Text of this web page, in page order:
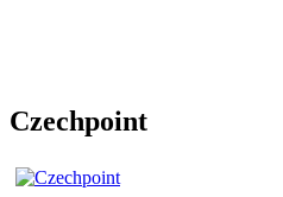
Czechpoint